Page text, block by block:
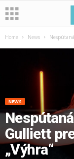
Home News
NEWS
Gulliett
„Výhra“